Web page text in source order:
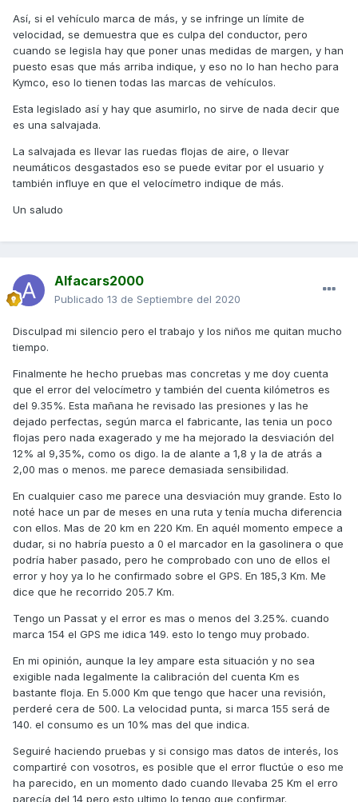
Así, si el vehículo marca de más, y se infringe un límite de
velocidad, se demuestra que es culpa del conductor, pero
cuando se legisla hay que poner unas medidas de margen, y han
puesto esas que más arriba indique, y eso no lo han hecho para
Kymco, eso lo tienen todas las marcas de vehículos.
Esta legislado así y hay que asumirlo, no sirve de nada decir que
es una salvajada.
La salvajada es llevar las ruedas flojas de aire, o llevar
neumáticos desgastados eso se puede evitar por el usuario y
también influye en que el velocímetro indique de más.
Un saludo
Alfacars2000
Publicado 13 de Septiembre del 2020
Disculpad mi silencio pero el trabajo y los niños me quitan mucho
tiempo.
Finalmente he hecho pruebas mas concretas y me doy cuenta
que el error del velocímetro y también del cuenta kilómetros es
del 9.35%. Esta mañana he revisado las presiones y las he
dejado perfectas, según marca el fabricante, las tenia un poco
flojas pero nada exagerado y me ha mejorado la desviación del
12% al 9,35%, como os digo. la de alante a 1,8 y la de atrás a
2,00 mas o menos. me parece demasiada sensibilidad.
En cualquier caso me parece una desviación muy grande. Esto lo
noté hace un par de meses en una ruta y tenía mucha diferencia
con ellos. Mas de 20 km en 220 Km. En aquél momento empece a
dudar, si no habría puesto a 0 el marcador en la gasolinera o que
podría haber pasado, pero he comprobado con uno de ellos el
error y hoy ya lo he confirmado sobre el GPS. En 185,3 Km. Me
dice que he recorrido 205.7 Km.
Tengo un Passat y el error es mas o menos del 3.25%. cuando
marca 154 el GPS me idica 149. esto lo tengo muy probado.
En mi opinión, aunque la ley ampare esta situación y no sea
exigible nada legalmente la calibración del cuenta Km es
bastante floja. En 5.000 Km que tengo que hacer una revisión,
perderé cera de 500. La velocidad punta, si marca 155 será de
140. el consumo es un 10% mas del que indica.
Seguiré haciendo pruebas y si consigo mas datos de interés, los
compartiré con vosotros, es posible que el error fluctúe o eso me
ha parecido, en un momento dado cuando llevaba 25 Km el erro
parecía del 14 pero esto ultimo lo tengo que confirmar.